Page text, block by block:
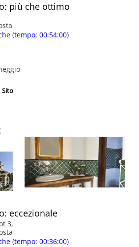
più che ottimo
(tempo: 00:54:00)
Sito
eccezionale
3,
(tempo: 00:36:00)